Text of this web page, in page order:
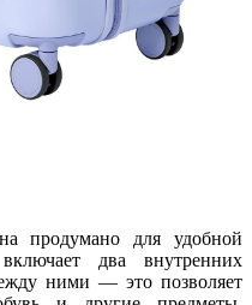
продумано для удобной
два внутренних
ними — это позволяет